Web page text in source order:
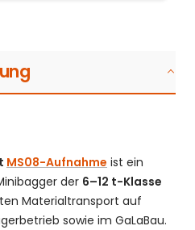
MS08-Aufnahme ist ein
der 6–12 t-Klasse
Materialtransport auf
sowie im GaLaBau.